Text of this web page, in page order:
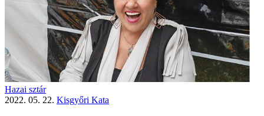
Hazai sztár
2022. 05. 22. Kisgyőri Kata